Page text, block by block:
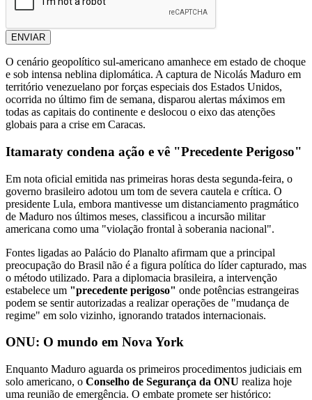
ENVIAR
O cenário geopolítico sul-americano amanhece em estado de choque
e sob intensa neblina diplomática. A captura de Nicolás Maduro em
território venezuelano por forças especiais dos Estados Unidos,
ocorrida no último fim de semana, disparou alertas máximos em
todas as capitais do continente e deslocou o eixo das atenções
globais para a crise em Caracas.
Itamaraty condena ação e vê "Precedente Perigoso"
Em nota oficial emitida nas primeiras horas desta segunda-feira, o
governo brasileiro adotou um tom de severa cautela e crítica. O
presidente Lula, embora mantivesse um distanciamento pragmático
de Maduro nos últimos meses, classificou a incursão militar
americana como uma "violação frontal à soberania nacional".
Fontes ligadas ao Palácio do Planalto afirmam que a principal
preocupação do Brasil não é a figura política do líder capturado, mas
o método utilizado. Para a diplomacia brasileira, a intervenção
estabelece um "precedente perigoso" onde potências estrangeiras
podem se sentir autorizadas a realizar operações de "mudança de
regime" em solo vizinho, ignorando tratados internacionais.
ONU: O mundo em Nova York
Enquanto Maduro aguarda os primeiros procedimentos judiciais em
solo americano, o Conselho de Segurança da ONU realiza hoje
uma reunião de emergência. O embate promete ser histórico: